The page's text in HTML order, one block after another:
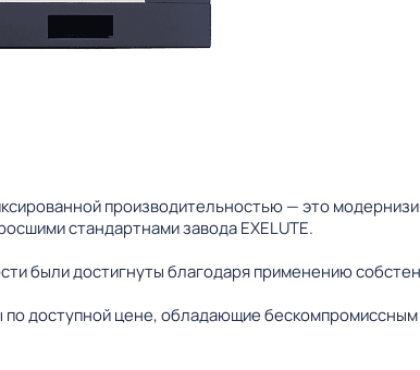
производительностью — это
стандартнами завода EXELUTE.
были достигнуты благодаря применению
доступной цене, обладающие